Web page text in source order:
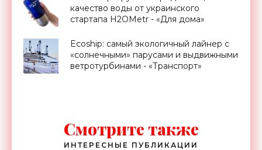
качество воды от украинского
стартапа H2OMetr - «Для дома»
Ecoship: самый экологичный лайнер с
«солнечными» парусами и выдвижными
ветротурбинами - «Транспорт»
Смотрите также
ИНТЕРЕСНЫЕ ПУБЛИКАЦИИ